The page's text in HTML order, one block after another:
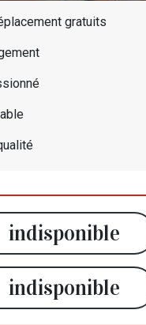
gratuits
indisponible
indisponible